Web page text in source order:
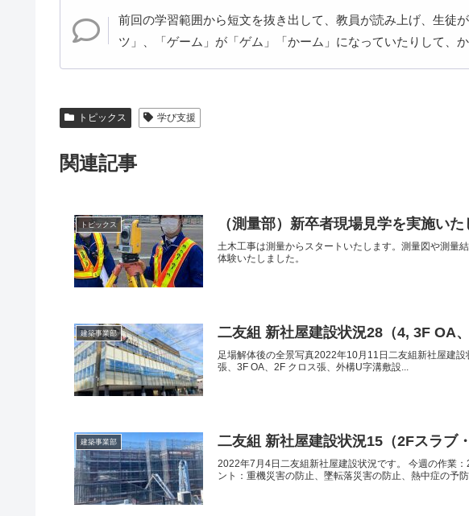
前回の学習範囲から短文を抜き出して、教員が読み上げ、生徒
ツ」、「ゲーム」が「ゲム」「かーム」になっていたりして、
トピックス 学び支援
関連記事
トピックス （測量部）新卒者現場見学を実施いた
土木工事は測量からスタートいたします。測量図や測量
体験いたしました。
建築事業部 二友組 新社屋建設状況28（4, 3F OA
足場解体後の全景写真2022年10月11日二友組新社屋建
張、3F OA、2F クロス張、外構U字溝敷設...
建築事業部 二友組 新社屋建設状況15（2Fスラブ
2022年7月4日二友組新社屋建設状況です。 今週の作業
ント：重機災害の防止、墜転落災害の防止、熱中症の予